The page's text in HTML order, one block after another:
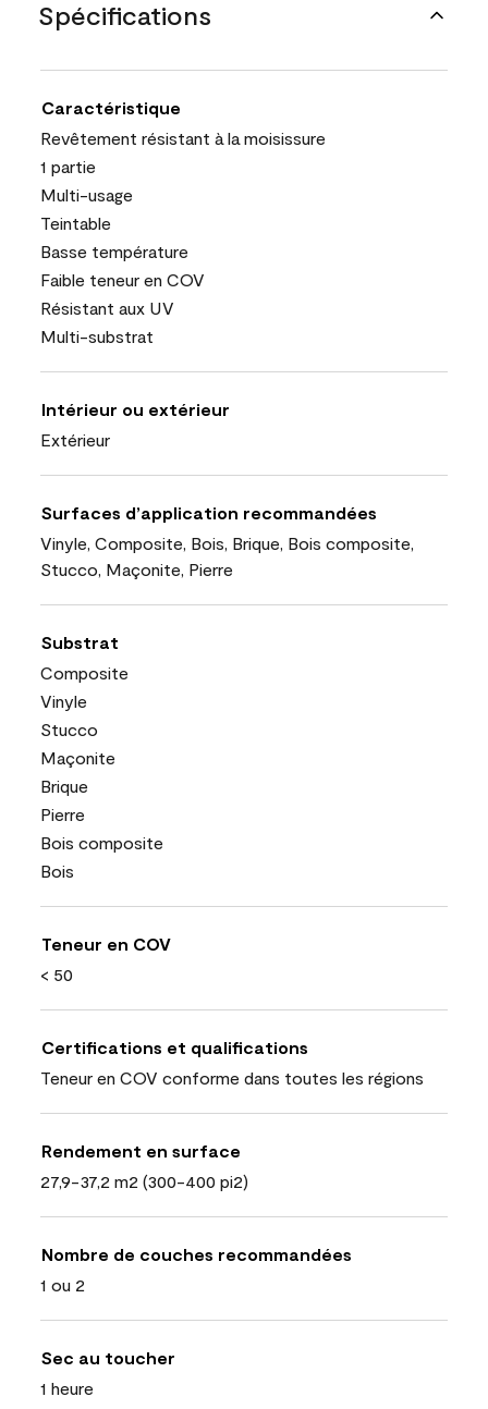
Spécifications
Caractéristique
Revêtement résistant à la moisissure
1 partie
Multi-usage
Teintable
Basse température
Faible teneur en COV
Résistant aux UV
Multi-substrat
Intérieur ou extérieur
Extérieur
Surfaces d’application recommandées
Vinyle, Composite, Bois, Brique, Bois composite,
Stucco, Maçonite, Pierre
Substrat
Composite
Vinyle
Stucco
Maçonite
Brique
Pierre
Bois composite
Bois
Teneur en COV
< 50
Certifications et qualifications
Teneur en COV conforme dans toutes les régions
Rendement en surface
27,9-37,2 m2 (300-400 pi2)
Nombre de couches recommandées
1 ou 2
Sec au toucher
1 heure